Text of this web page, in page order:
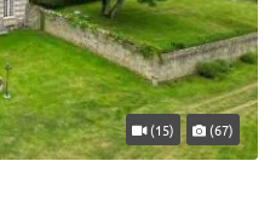
(15) (67)